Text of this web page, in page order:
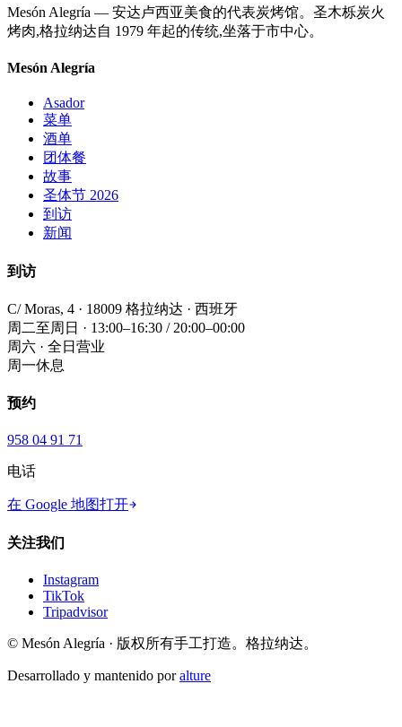
Mesón Alegría — 安达卢西亚美食的代表炭烤馆。圣木栎炭火
烤肉,格拉纳达自 1979 年起的传统,坐落于市中心。
Mesón Alegría
Asador
菜单
酒单
团体餐
故事
圣体节 2026
到访
新闻
到访
C/ Moras, 4 · 18009 格拉纳达 · 西班牙
周二至周日 · 13:00–16:30 / 20:00–00:00
周六 · 全日营业
周一休息
预约
958 04 91 71
电话
在 Google 地图打开
关注我们
Instagram
TikTok
Tripadvisor
© Mesón Alegría · 版权所有手工打造。格拉纳达。
Desarrollado y mantenido por alture